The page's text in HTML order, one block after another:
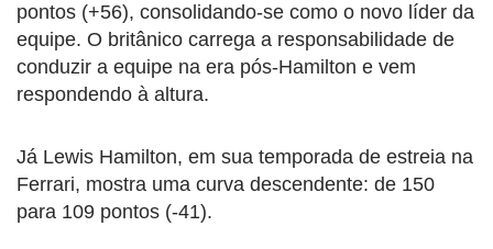
pontos (+56), consolidando-se como o novo líder da
equipe. O britânico carrega a responsabilidade de
conduzir a equipe na era pós-Hamilton e vem
respondendo à altura.
Já Lewis Hamilton, em sua temporada de estreia na
Ferrari, mostra uma curva descendente: de 150
para 109 pontos (-41).